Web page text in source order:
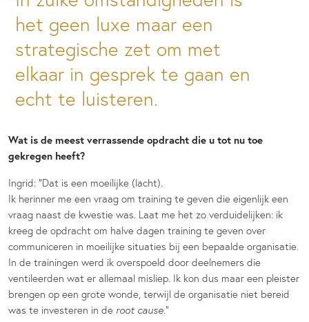
het geen luxe maar een
strategische zet om met
elkaar in gesprek te gaan en
echt te luisteren.
Wat is de meest verrassende opdracht die u tot nu toe
gekregen heeft?
Ingrid: “Dat is een moeilijke (lacht).
Ik herinner me een vraag om training te geven die eigenlijk een
vraag naast de kwestie was. Laat me het zo verduidelijken: ik
kreeg de opdracht om halve dagen training te geven over
communiceren in moeilijke situaties bij een bepaalde organisatie.
In de trainingen werd ik overspoeld door deelnemers die
ventileerden wat er allemaal misliep. Ik kon dus maar een pleister
brengen op een grote wonde, terwijl de organisatie niet bereid
was te investeren in de root cause. ”